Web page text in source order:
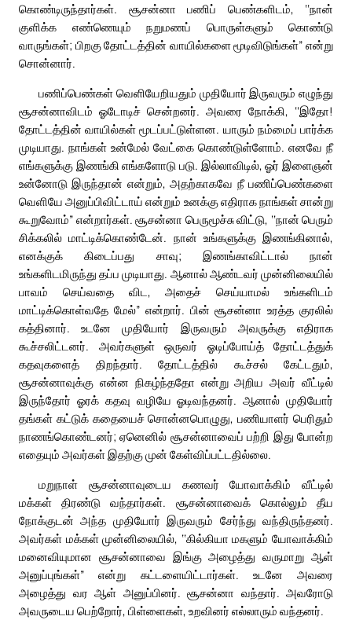
கொண்டிருந்தார்கள். சூசன்னா பணிப் பெண்களிடம், ‘‘நான்
குளிக்க எண்ணெயும் நறுமணப் பொருள்களும் கொண்டு
வாருங்கள்; பிறகு தோட்டத்தின் வாயில்களை மூடிவிடுங்கள்” என்று
சொன்னார்.
பணிப்பெண்கள் வெளியேறியதும் முதியோர் இருவரும் எழுந்து
சூசன்னாவிடம் ஓடோடிச் சென்றனர். அவரை நோக்கி, ‘‘இதோ!
தோட்டத்தின் வாயில்கள் மூடப்பட்டுள்ளன. யாரும் நம்மைப் பார்க்க
முடியாது. நாங்கள் உன்மேல் வேட்கை கொண்டுள்ளோம். எனவே நீ
எங்களுக்கு இணங்கி எங்களோடு படு. இல்லாவிடில், ஓர் இளைஞன்
உன்னோடு இருந்தான் என்றும், அதற்காகவே நீ பணிப்பெண்களை
வெளியே அனுப்பிவிட்டாய் என்றும் உனக்கு எதிராக நாங்கள் சான்று
கூறுவோம்” என்றார்கள். சூசன்னா பெருமூச்சு விட்டு, ‘‘நான் பெரும்
சிக்கலில் மாட்டிக்கொண்டேன். நான் உங்களுக்கு இணங்கினால்,
எனக்குக் கிடைப்பது சாவு; இணங்காவிட்டால் நான்
உங்களிடமிருந்து தப்ப முடியாது. ஆனால் ஆண்டவர் முன்னிலையில்
பாவம் செய்வதை விட, அதைச் செய்யாமல் உங்களிடம்
மாட்டிக்கொள்வதே மேல்” என்றார். பின் சூசன்னா உரத்த குரலில்
கத்தினார். உடனே முதியோர் இருவரும் அவருக்கு எதிராக
கூச்சலிட்டனர். அவர்களுள் ஒருவர் ஓடிப்போய்த் தோட்டத்துக்
கதவுகளைத் திறந்தார். தோட்டத்தில் கூச்சல் கேட்டதும்,
சூசன்னாவுக்கு என்ன நிகழ்ந்ததோ என்று அறிய அவர் வீட்டில்
இருந்தோர் ஓரக் கதவு வழியே ஓடிவந்தனர். ஆனால் முதியோர்
தங்கள் கட்டுக் கதையைச் சொன்னபொழுது, பணியாளர் பெரிதும்
நாணங்கொண்டனர்; ஏனெனில் சூசன்னாவைப் பற்றி இது போன்ற
எதையும் அவர்கள் இதற்கு முன் கேள்விப்பட்டதில்லை.
மறுநாள் சூசன்னாவுடைய கணவர் யோவாக்கிம் வீட்டில்
மக்கள் திரண்டு வந்தார்கள். சூசன்னாவைக் கொல்லும் தீய
நோக்குடன் அந்த முதியோர் இருவரும் சேர்ந்து வந்திருந்தனர்.
அவர்கள் மக்கள் முன்னிலையில், ‘‘கில்கியா மகளும் யோவாக்கிம்
மனைவியுமான சூசன்னாவை இங்கு அழைத்து வருமாறு ஆள்
அனுப்புங்கள்” என்று கட்டளையிட்டார்கள். உடனே அவரை
அழைத்து வர ஆள் அனுப்பினர். சூசன்னா வந்தார். அவரோடு
அவருடைய பெற்றோர், பிள்ளைகள், உறவினர் எல்லாரும் வந்தனர்.